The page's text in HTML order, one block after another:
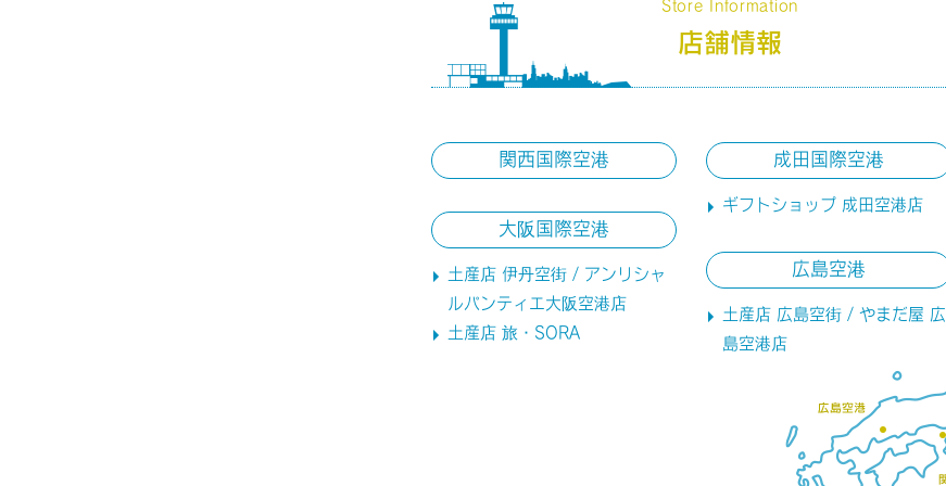
Store Information
店舗情報
関西国際空港
大阪国際空港
土産店 伊丹空街 / アンリシャ
ルパンティエ大阪空港店
土産店 旅・SORA
成田国際空港
ギフトショップ 成田空港店
広島空港
土産店 広島空街 / やまだ屋 広
島空港店